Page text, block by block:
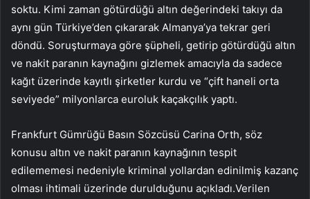
soktu. Kimi zaman götürdüğü altın değerindeki takıyı da
aynı gün Türkiye’den çıkararak Almanya’ya tekrar geri
döndü. Soruşturmaya göre şüpheli, getirip götürdüğü altın
ve nakit paranın kaynağını gizlemek amacıyla da sadece
kağıt üzerinde kayıtlı şirketler kurdu ve “çift haneli orta
seviyede” milyonlarca euroluk kaçakçılık yaptı.
Frankfurt Gümrüğü Basın Sözcüsü Carina Orth, söz
konusu altın ve nakit paranın kaynağının tespit
edilememesi nedeniyle kriminal yollardan edinilmiş kazanç
olması ihtimali üzerinde durulduğunu açıkladı.Verilen